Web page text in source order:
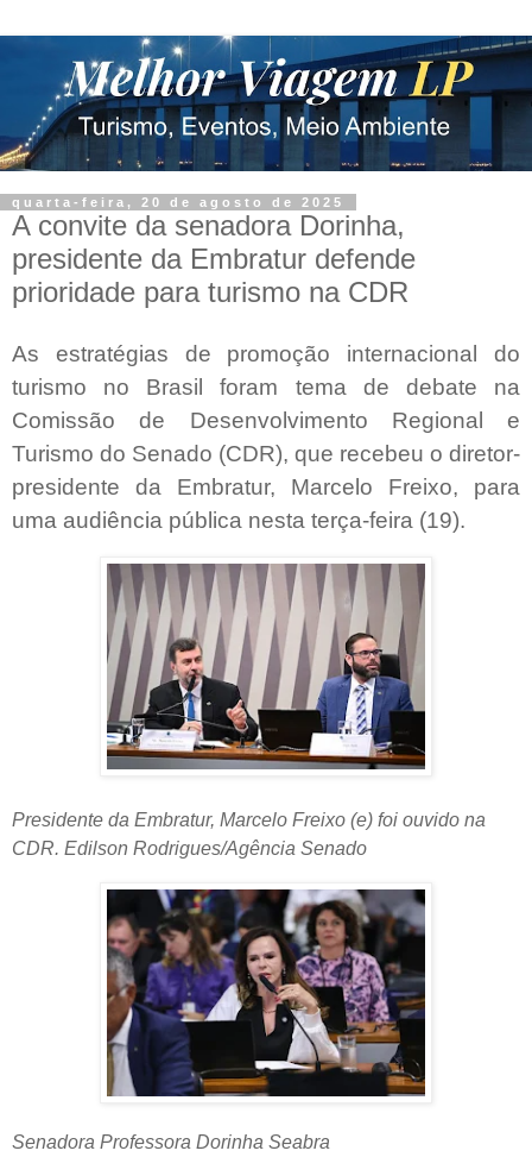
quarta-feira, 20 de agosto de 2025
A convite da senadora Dorinha,
presidente da Embratur defende
prioridade para turismo na CDR
As estratégias de promoção internacional do
turismo no Brasil foram tema de debate na
Comissão de Desenvolvimento Regional e
Turismo do Senado (CDR), que recebeu o diretor-
presidente da Embratur, Marcelo Freixo, para
uma audiência pública nesta terça-feira (19).
Presidente da Embratur, Marcelo Freixo (e) foi ouvido na
CDR. Edilson Rodrigues/Agência Senado
Senadora Professora Dorinha Seabra